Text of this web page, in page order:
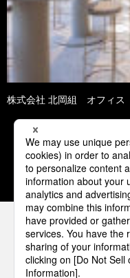
株式会社 北岡組 オフィス
1 2
パナソニック